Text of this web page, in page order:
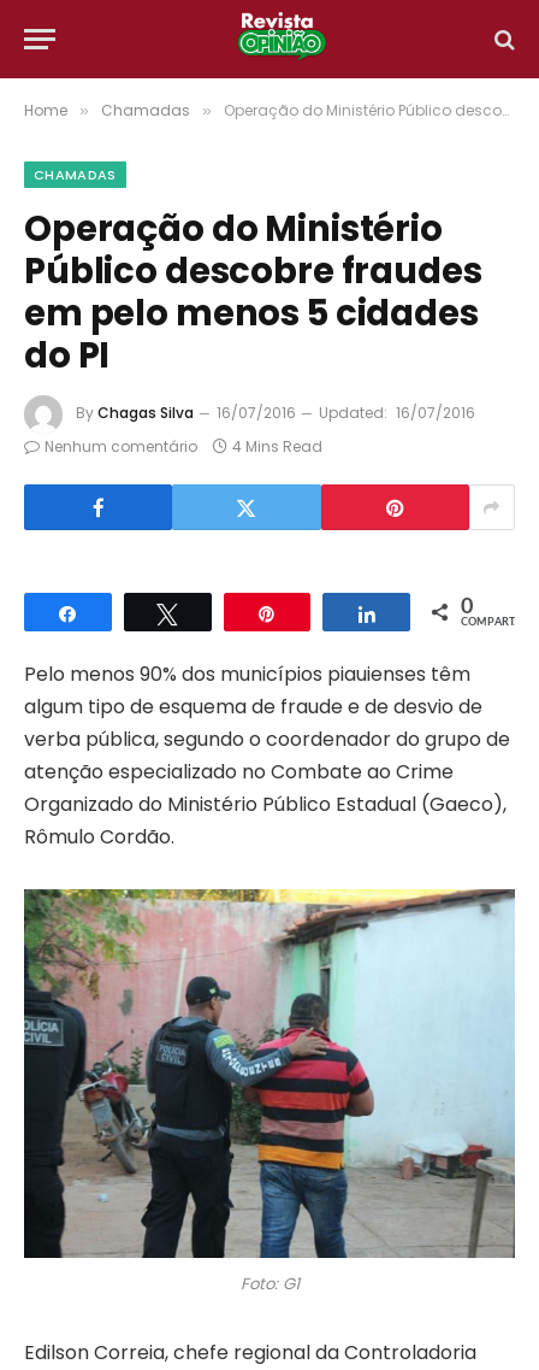
Home » Chamadas » Operação do Ministério Público descobre fraudes em pelo menos 5 cidades do PI
CHAMADAS
Operação do Ministério
Público descobre fraudes
em pelo menos 5 cidades
do PI
ByChagas Silva 16/07/2016 Updated: 16/07/2016
Nenhum comentário
4 Mins Read
Compartilhar Compartilhar
0
COMPART.
Pelo menos 90% dos municípios piauienses têm
algum tipo de esquema de fraude e de desvio de
verba pública, segundo o coordenador do grupo de
atenção especializado no Combate ao Crime
Organizado do Ministério Público Estadual (Gaeco),
Rômulo Cordão.
Foto: G1
Edilson Correia, chefe regional da Controladoria